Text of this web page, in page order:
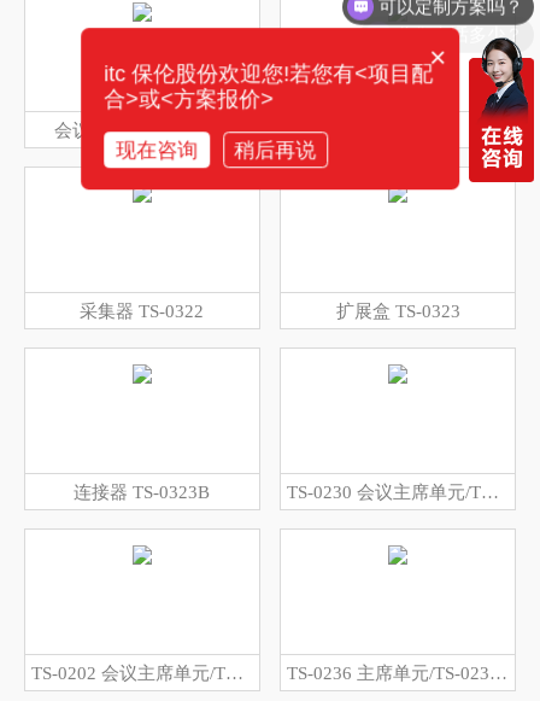
会议话筒 TS-W305DA
采集器 TS-0322 扩展盒 TS-0323
连接器 TS-0323B TS-0230 会议主席单元/TS-0230A 会议代表单元
TS-0202 会议主席单元/TS-0202A 会议代表单元 TS-0236 主席单元/TS-0236A 代表单元
你们电话多少？
×
itc 保伦股份欢迎您!若您有<项目配
合>或<方案报价>
现在咨询 稍后再说